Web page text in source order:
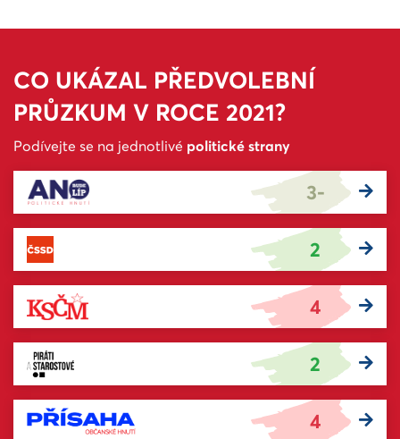
CO UKÁZAL PŘEDVOLEBNÍ
PRŮZKUM V ROCE 2021?
Podívejte se na jednotlivé politické strany
3-
2
4
2
4